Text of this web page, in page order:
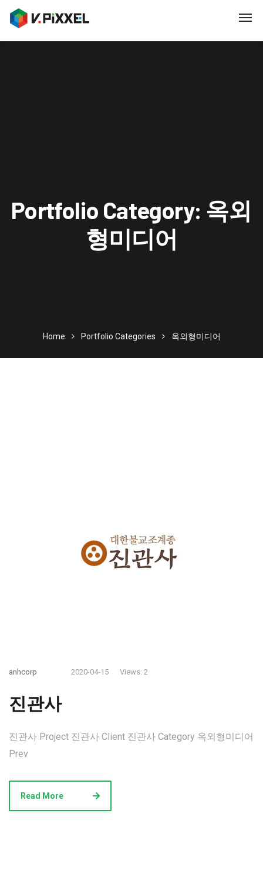
Portfolio Category: 옥외
형미디어
Home Portfolio Categories 옥외형미디어
anhcorp 2020-04-15 Views: 2
진관사
진관사 Project 진관사 Client 진관사 Category 옥외형미디어
Prev
Read More